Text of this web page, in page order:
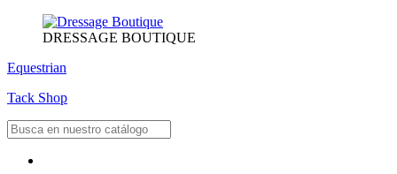
DRESSAGE BOUTIQUE
Equestrian
Tack Shop